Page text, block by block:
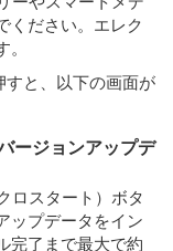
ください。エレク
すと、以下の画面が
ージョンアップデ
ロスタート）ボタ
ップデータをイン
完了まで最大で約